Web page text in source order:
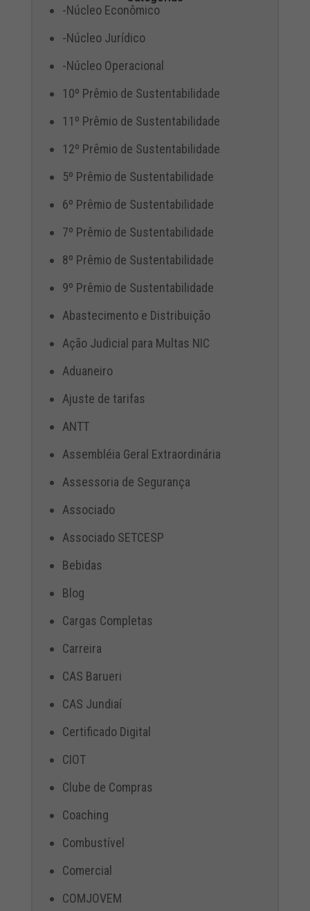
-Núcleo Econômico
-Núcleo Jurídico
-Núcleo Operacional
10º Prêmio de Sustentabilidade
11º Prêmio de Sustentabilidade
12º Prêmio de Sustentabilidade
5º Prêmio de Sustentabilidade
6º Prêmio de Sustentabilidade
7º Prêmio de Sustentabilidade
8º Prêmio de Sustentabilidade
9º Prêmio de Sustentabilidade
Abastecimento e Distribuição
Ação Judicial para Multas NIC
Aduaneiro
Ajuste de tarifas
ANTT
Assembléia Geral Extraordinária
Assessoria de Segurança
Associado
Associado SETCESP
Bebidas
Blog
Cargas Completas
Carreira
CAS Barueri
CAS Jundiaí
Certificado Digital
CIOT
Clube de Compras
Coaching
Combustível
Comercial
COMJOVEM